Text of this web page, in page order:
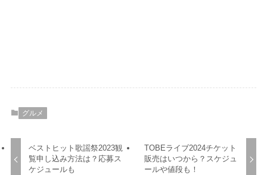
グルメ
ベストヒット歌謡祭2023観
覧申し込み方法は？応募ス
ケジュールも
TOBEライブ2024チケット
販売はいつから？スケジュ
ールや値段も！